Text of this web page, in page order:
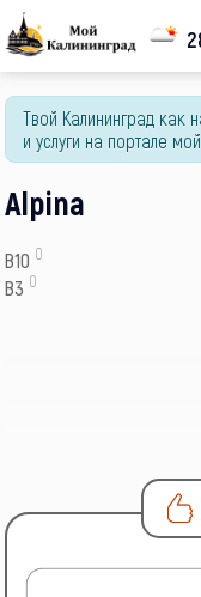
Твой Калининград как
и услуги на портале
Alpina
B10 0
B3 0